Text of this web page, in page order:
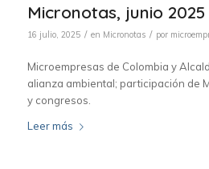
Micronotas, junio 2025
16 julio, 2025 / en Micronotas / por
Microempresas de Colombia y
alianza ambiental; participación de
y congresos.
Leer más